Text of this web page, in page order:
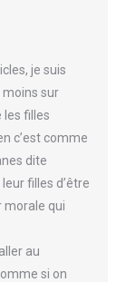
je suis
moins sur
les filles
c’est comme
dite
filles d’être
morale qui
au
si on